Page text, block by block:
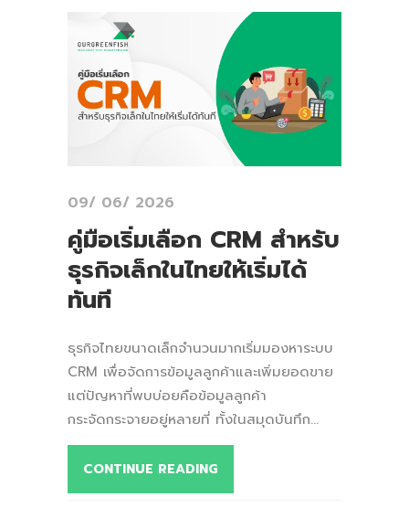
09/ 06/ 2026
คู่มือเริ่มเลือก CRM สำหรับ
ธุรกิจเล็กในไทยให้เริ่มได้
ทันที
ธุรกิจไทยขนาดเล็กจำนวนมากเริ่มมองหาระบบ
CRM เพื่อจัดการข้อมูลลูกค้าและเพิ่มยอดขาย
แต่ปัญหาที่พบบ่อยคือข้อมูลลูกค้า
กระจัดกระจายอยู่หลายที่ ทั้งในสมุดบันทึก...
CONTINUE READING